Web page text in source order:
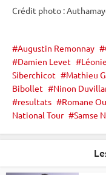
Crédit photo :
Augustin Remonnay
Damien Levet
Siberchicot
Mathieu
Bibollet
Ninon
resultats
Romane
National Tour
Samse